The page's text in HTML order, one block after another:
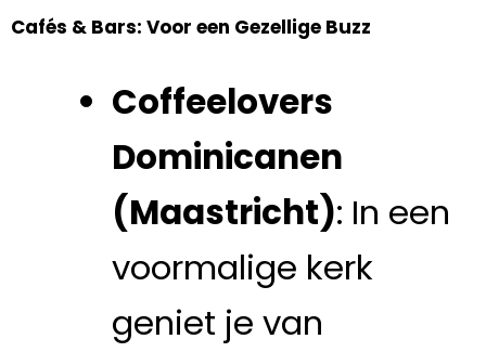
Cafés & Bars: Voor een Gezellige Buzz
Coffeelovers
Dominicanen
(Maastricht): In een
voormalige kerk
geniet je van